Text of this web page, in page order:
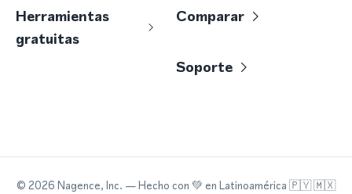
Herramientas
gratuitas
Comparar
Soporte
© 2026 Nagence, Inc. — Hecho con 💚 en Latinoamérica 🇵🇾 🇲🇽